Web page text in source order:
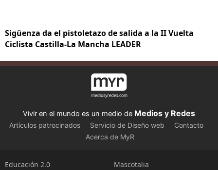
Sigüenza da el pistoletazo de salida a la II Vuelta
Ciclista Castilla-La Mancha LEADER
Vivir en el mundo es un medio de Medios y Redes
Artículos patrocinados Servicio de Diseño web
Contacto
Acerca de MyR
Educación 2.0
Mascotalia